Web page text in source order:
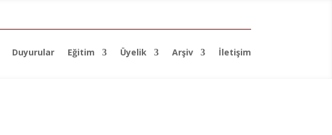
Duyurular Eğitim Üyelik Arşiv İletişim